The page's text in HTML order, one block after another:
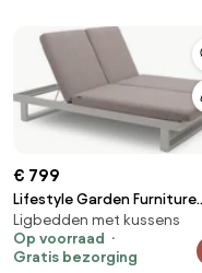
€ 799
Lifestyle Garden Furniture
Massimo Ligbed Met
Wit/earth Aluminium Wit
Ligbedden met kussens
Op voorraad
Gratis bezorging